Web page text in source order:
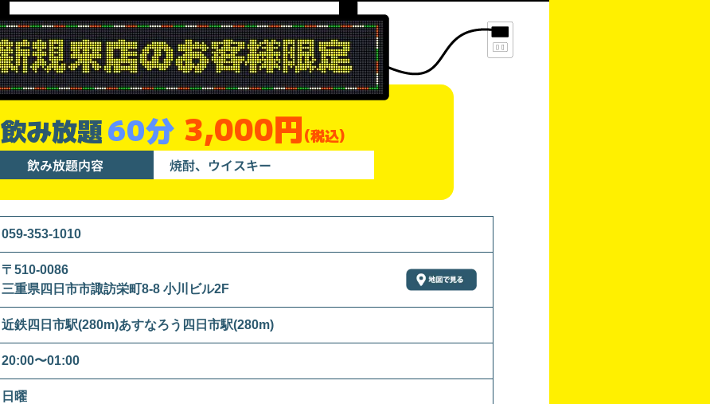
飲み放題60分 3,000円(税込)
飲み放題内容 焼酎、ウイスキー
059-353-1010
〒510-0086
三重県四日市市諏訪栄町8-8 小川ビル2F
近鉄四日市駅(280m)あすなろう四日市駅(280m)
20:00〜01:00
日曜